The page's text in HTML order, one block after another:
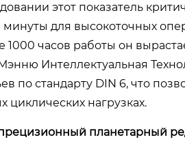
этот показатель
минуты для высокоточных
часов работы он
Интеллектуальная
по стандарту DIN 6, что
циклических нагрузках.
планетарный